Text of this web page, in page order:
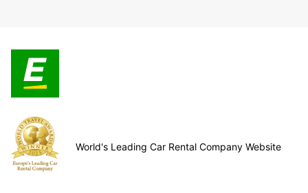
World's Leading Car Rental Company Website